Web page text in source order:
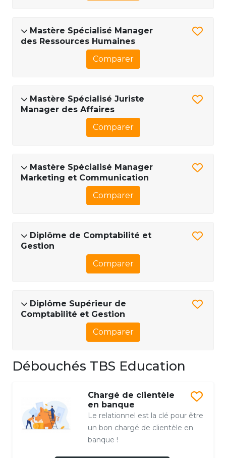
Mastère Spécialisé Manager
des Ressources Humaines
Comparer
Mastère Spécialisé Juriste
Manager des Affaires
Comparer
Mastère Spécialisé Manager
Marketing et Communication
Comparer
Diplôme de Comptabilité et
Gestion
Comparer
Diplôme Supérieur de
Comptabilité et Gestion
Comparer
Débouchés TBS Education
Chargé de clientèle
en banque
Le relationnel est la clé pour être
un bon chargé de clientèle en
banque !